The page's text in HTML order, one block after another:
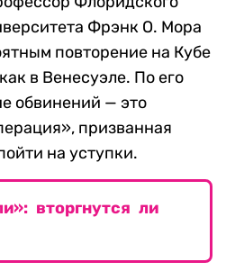
Фрэнк О. Мора
повторение на Кубе
в Венесуэле. По его
обвинений — это
призванная
на уступки.
вторгнутся ли